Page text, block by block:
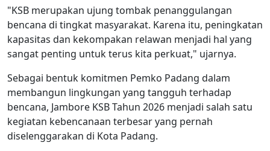
"KSB merupakan ujung tombak penanggulangan
bencana di tingkat masyarakat. Karena itu, peningkatan
kapasitas dan kekompakan relawan menjadi hal yang
sangat penting untuk terus kita perkuat," ujarnya.
Sebagai bentuk komitmen Pemko Padang dalam
membangun lingkungan yang tangguh terhadap
bencana, Jambore KSB Tahun 2026 menjadi salah satu
kegiatan kebencanaan terbesar yang pernah
diselenggarakan di Kota Padang.